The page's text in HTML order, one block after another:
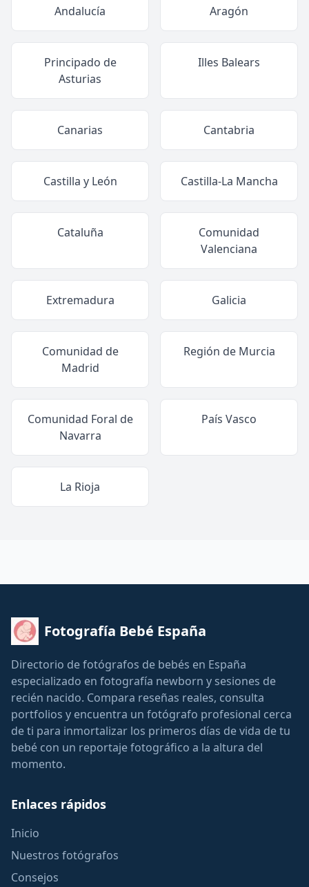
Andalucía Aragón
Principado de
Asturias
Illes Balears
Canarias Cantabria
Castilla y León Castilla-La Mancha
Cataluña
Comunidad
Valenciana
Extremadura Galicia
Comunidad de
Madrid
Región de Murcia
Comunidad Foral de
Navarra
País Vasco
La Rioja
Fotografía Bebé España
Directorio de fotógrafos de bebés en España
especializado en fotografía newborn y sesiones de
recién nacido. Compara reseñas reales, consulta
portfolios y encuentra un fotógrafo profesional cerca
de ti para inmortalizar los primeros días de vida de tu
bebé con un reportaje fotográfico a la altura del
momento.
Enlaces rápidos
Inicio
Nuestros fotógrafos
Consejos